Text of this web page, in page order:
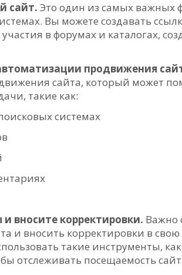
сайт. Это один из самых важных
Вы можете создавать
в форумах и каталогах,
продвижения
сайта, который может
такие как:
системах
вносите корректировки. Важно
и вносить корректировки в
такие инструменты,
отслеживать посещаемость